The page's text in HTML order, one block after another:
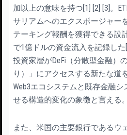
加以上の意味を持つ[1] [2] [3]。
サリアムへのエクスポージャー
テーキング報酬を獲得できる設
で1億ドルの資金流入を記録し
投資家層がDeFi（分散型金融）
り）」にアクセスする新たな道
Web3エコシステムと既存金融
せる構造的変化の象徴と言える。
また、米国の主要銀行であるウ